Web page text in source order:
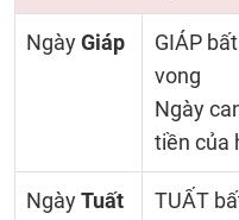
NgàyGiáp
GIÁP
vong
Ngày
tiền của
NgàyTuất
TUẤT